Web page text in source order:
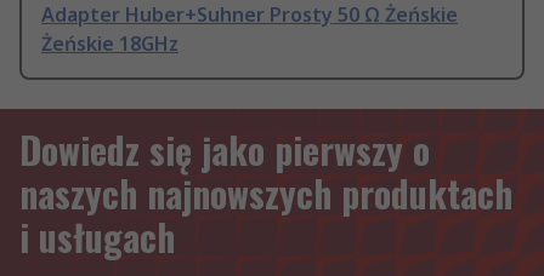
Adapter Huber+Suhner Prosty 50 Ω Żeńskie
Żeńskie 18GHz
Dowiedz się jako pierwszy o
naszych najnowszych produktach
i usługach